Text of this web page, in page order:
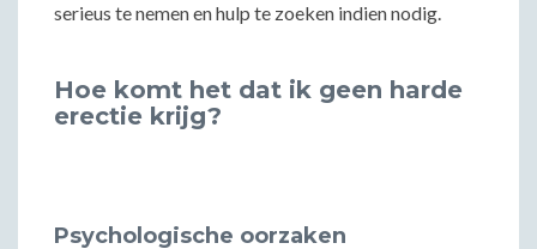
serieus te nemen en hulp te zoeken indien nodig.
Hoe komt het dat ik geen harde
erectie krijg?
Psychologische oorzaken